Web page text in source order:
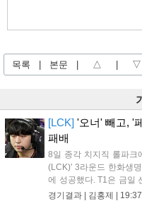
목록 본문 △
[LCK] '오너' 빼고, '
패배
8일 종각 치지직 롤파크
(LCK)' 3라운드 한화생
에 성공했다. T1은 금일
'페인터' 김은후를 투입
경기결과 | 김홍제 | 19:37